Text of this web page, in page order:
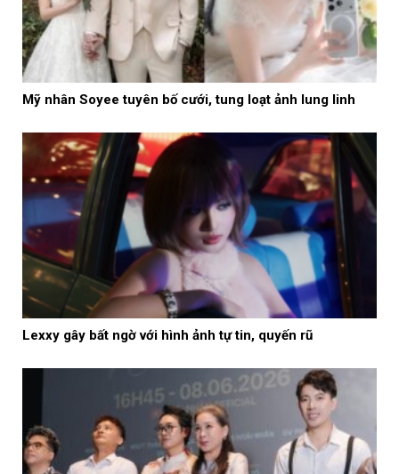
Mỹ nhân Soyee tuyên bố cưới, tung loạt ảnh lung linh
Lexxy gây bất ngờ với hình ảnh tự tin, quyến rũ